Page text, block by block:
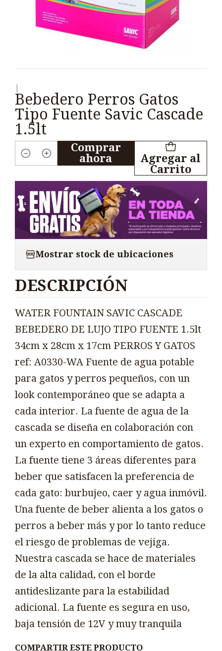
Bebedero Perros Gatos
Tipo Fuente Savic Cascade
1.5lt
Cantidad
Agregar al
Carrito
Comprar
ahora
Mostrar stock de ubicaciones
DESCRIPCIÓN
WATER FOUNTAIN SAVIC CASCADE
BEBEDERO DE LUJO TIPO FUENTE 1.5lt
34cm x 28cm x 17cm PERROS Y GATOS
ref: A0330-WA Fuente de agua potable
para gatos y perros pequeños, con un
look contemporáneo que se adapta a
cada interior. La fuente de agua de la
cascada se diseña en colaboración con
un experto en comportamiento de gatos.
La fuente tiene 3 áreas diferentes para
beber que satisfacen la preferencia de
cada gato: burbujeo, caer y agua inmóvil.
Una fuente de beber alienta a los gatos o
perros a beber más y por lo tanto reduce
el riesgo de problemas de vejiga.
Nuestra cascada se hace de materiales
de la alta calidad, con el borde
antideslizante para la estabilidad
adicional. La fuente es segura en uso,
baja tensión de 12V y muy tranquila
COMPARTIR ESTE PRODUCTO